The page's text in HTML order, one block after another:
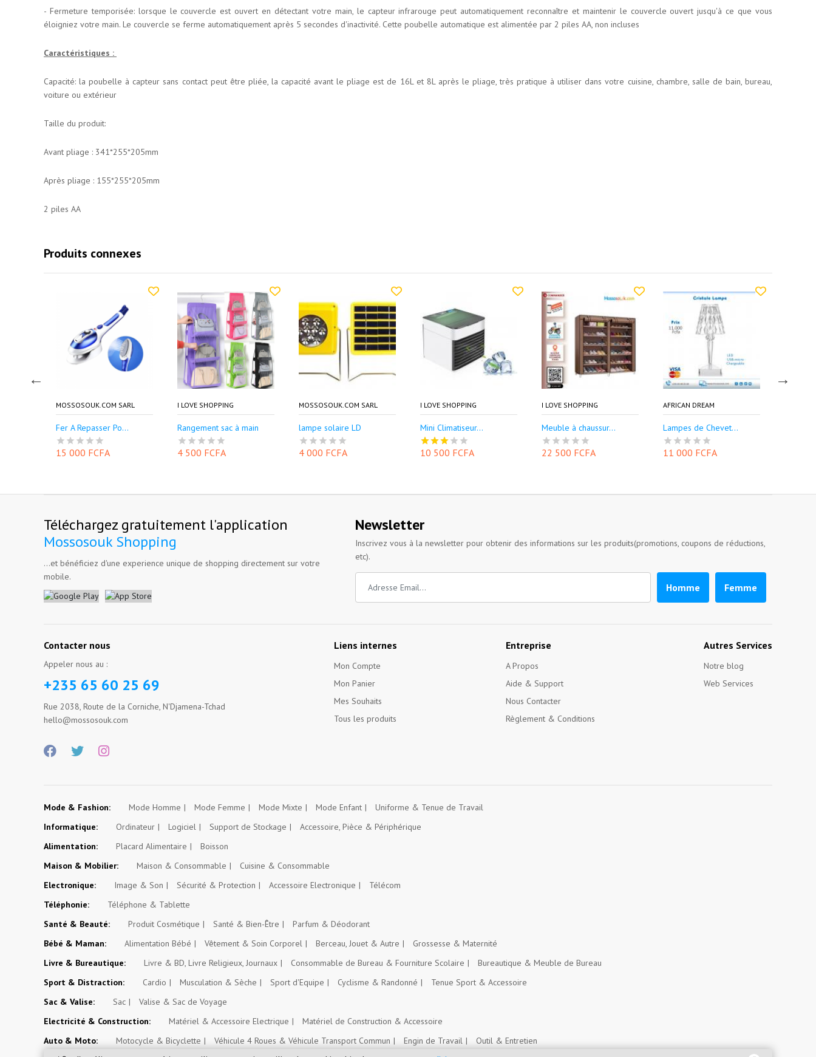
- Fermeture temporisée: lorsque le couvercle est ouvert en détectant votre main, le capteur infrarouge peut automatiquement reconnaître et maintenir le couvercle ouvert jusqu'à ce que vous
éloigniez votre main. Le couvercle se ferme automatiquement après 5 secondes d'inactivité. Cette poubelle automatique est alimentée par 2 piles AA, non incluses
Caractéristiques :
Capacité: la poubelle à capteur sans contact peut être pliée, la capacité avant le pliage est de 16L et 8L après le pliage, très pratique à utiliser dans votre cuisine, chambre, salle de bain, bureau,
voiture ou extérieur
Taille du produit:
Avant pliage : 341*255*205mm
Après pliage : 155*255*205mm
2 piles AA
Produits connexes
MOSSOSOUK.COM SARL
Fer A Repasser Po...
15 000 FCFA
I LOVE SHOPPING
Rangement sac à main
4 500 FCFA
MOSSOSOUK.COM SARL
lampe solaire LD
4 000 FCFA
I LOVE SHOPPING
Mini Climatiseur...
10 500 FCFA
I LOVE SHOPPING
Meuble à chaussur...
22 500 FCFA
AFRICAN DREAM
Lampes de Chevet...
11 000 FCFA
Téléchargez gratuitement l'application
Mossosouk Shopping
...et bénéficiez d'une experience unique de shopping directement sur votre
mobile.
Newsletter
Inscrivez vous à la newsletter pour obtenir des informations sur les produits(promotions, coupons de réductions,
etc).
Homme Femme
Contacter nous
Appeler nous au :
+235 65 60 25 69
Rue 2038, Route de la Corniche, N'Djamena-Tchad
hello@mossosouk.com
Liens internes
Mon Compte
Mon Panier
Mes Souhaits
Tous les produits
Entreprise
A Propos
Aide & Support
Nous Contacter
Règlement & Conditions
Autres Services
Notre blog
Web Services
Mode & Fashion: Mode Homme Mode Femme Mode Mixte Mode Enfant
Uniforme & Tenue de Travail
Informatique:
Ordinateur Logiciel Support de Stockage
Accessoire, Pièce & Périphérique
Alimentation:
Placard Alimentaire
Boisson
Maison & Mobilier:
Maison & Consommable
Cuisine & Consommable
Electronique:
Image & Son Sécurité & Protection Accessoire Electronique
Télécom
Téléphonie:
Téléphone & Tablette
Santé & Beauté:
Produit Cosmétique Santé & Bien-Être
Parfum & Déodorant
Bébé & Maman:
Alimentation Bébé Vêtement & Soin Corporel Berceau, Jouet & Autre
Grossesse & Maternité
Livre & Bureautique:
Livre & BD, Livre Religieux, Journaux Consommable de Bureau & Fourniture Scolaire
Bureautique & Meuble de Bureau
Sport & Distraction:
Cardio Musculation & Sèche Sport d'Equipe Cyclisme & Randonné
Tenue Sport & Accessoire
Sac & Valise:
Sac
Valise & Sac de Voyage
Electricité & Construction:
Matériel & Accessoire Electrique
Matériel de Construction & Accessoire
Auto & Moto:
Motocycle & Bicyclette Véhicule 4 Roues & Véhicule Transport Commun Engin de Travail
Outil & Entretien